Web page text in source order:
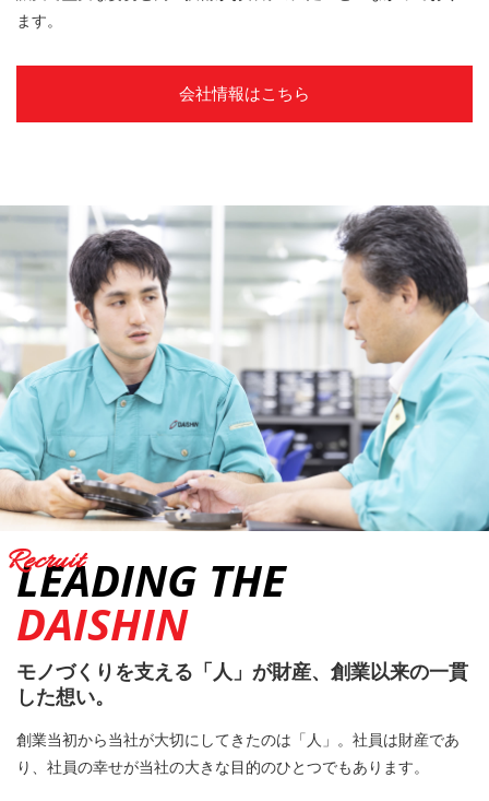
ます。
会社情報はこちら
LEADING THE
DAISHIN
モノづくりを支える「人」が財産、 創業以来の一貫
した想い。
創業当初から当社が大切にしてきたのは「人」。社員は財産であ
り、社員の幸せが当社の大きな目的のひとつでもあります。